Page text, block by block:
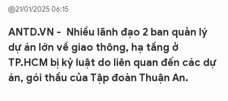
21/01/2025 06:15
ANTD.VN - Nhiều lãnh đạo 2 ban quản lý
dự án lớn về giao thông, hạ tầng ở
TP.HCM bị kỷ luật do liên quan đến các dự
án, gói thầu của Tập đoàn Thuận An.